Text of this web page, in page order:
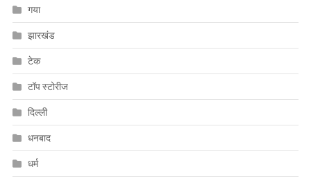
गया
झारखंड
टेक
टॉप स्टोरीज
दिल्ली
धनबाद
धर्म